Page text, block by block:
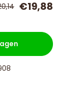
€19,88